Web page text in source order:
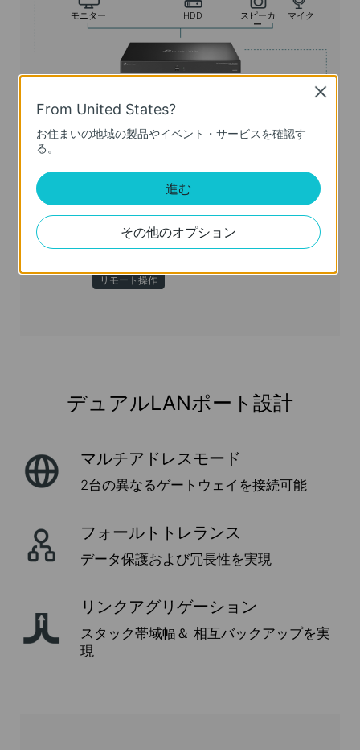
アプリ
PCソフト
Web管理
リモート操作
モニター HDD
スピーカ
ー
マイク
煙感知器
赤外線
感知器
キーボード
＆マウス
ホーン 警報ベル
デュアルLANポート設計
マルチアドレスモード
2台の異なるゲートウェイを接続可能
フォールトトレランス
データ保護および冗長性を実現
リンクアグリゲーション
スタック帯域幅＆ 相互バックアップを実
現
From United States?
お住まいの地域の製品やイベント・サービスを確認す
る。
進む
その他のオプション
Close